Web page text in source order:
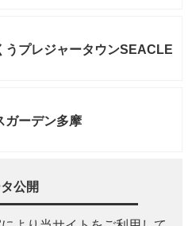
うプレジャータウンSEACLE
ガーデン多摩
公開